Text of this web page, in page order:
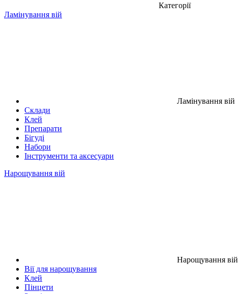
Категорії
Ламінування вій
Ламінування вій
Склади
Клей
Препарати
Бігуді
Набори
Інструменти та аксесуари
Нарощування вій
Нарощування вій
Вії для нарощування
Клей
Пінцети